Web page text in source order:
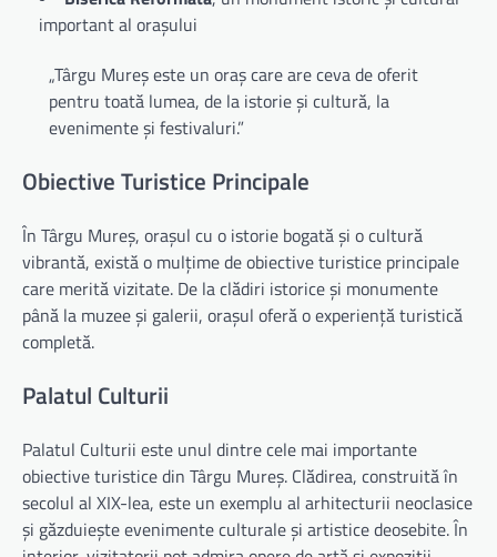
important al orașului
„Târgu Mureș este un oraș care are ceva de oferit
pentru toată lumea, de la istorie și cultură, la
evenimente și festivaluri.”
Obiective Turistice Principale
În Târgu Mureș, orașul cu o istorie bogată și o cultură
vibrantă, există o mulțime de obiective turistice principale
care merită vizitate. De la clădiri istorice și monumente
până la muzee și galerii, orașul oferă o experiență turistică
completă.
Palatul Culturii
Palatul Culturii este unul dintre cele mai importante
obiective turistice din Târgu Mureș. Clădirea, construită în
secolul al XIX-lea, este un exemplu al arhitecturii neoclasice
și găzduiește evenimente culturale și artistice deosebite. În